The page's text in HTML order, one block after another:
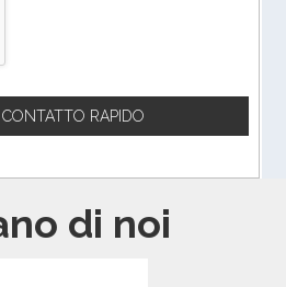
di noi